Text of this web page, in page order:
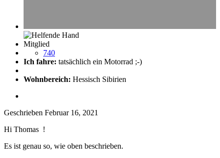
Mitglied
740
Ich fahre: tatsächlich ein Motorrad ;-)
Wohnbereich: Hessisch Sibirien
Geschrieben Februar 16, 2021
Hi Thomas !
Es ist genau so, wie oben beschrieben.